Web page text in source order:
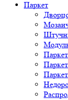
Паркет